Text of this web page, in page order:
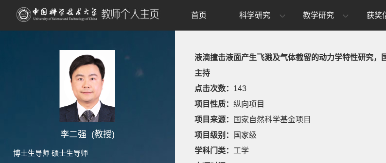
李二强 (教授)
博士生导师 硕士生导师
首页 科学研究 教学研究 获奖
液滴撞击液面产生飞溅及气体截留的动力学特性研究，
主持
点击次数： 143
项目性质： 纵向项目
项目来源：
国家自然科学基金项目
项目级别：
国家级
学科门类： 工学